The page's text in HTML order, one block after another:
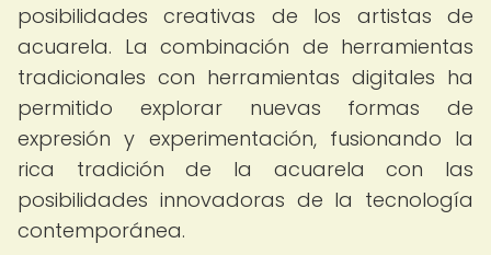
posibilidades creativas de los artistas de
acuarela. La combinación de herramientas
tradicionales con herramientas digitales ha
permitido explorar nuevas formas de
expresión y experimentación, fusionando la
rica tradición de la acuarela con las
posibilidades innovadoras de la tecnología
contemporánea.